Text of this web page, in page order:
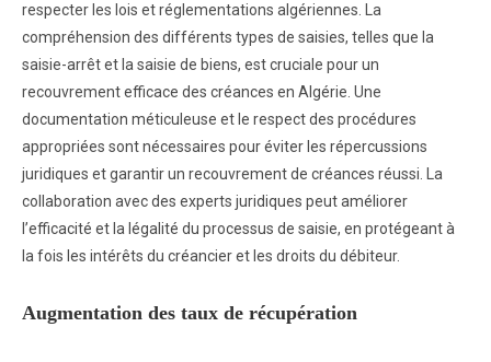
respecter les lois et réglementations algériennes. La
compréhension des différents types de saisies, telles que la
saisie-arrêt et la saisie de biens, est cruciale pour un
recouvrement efficace des créances en Algérie. Une
documentation méticuleuse et le respect des procédures
appropriées sont nécessaires pour éviter les répercussions
juridiques et garantir un recouvrement de créances réussi. La
collaboration avec des experts juridiques peut améliorer
l’efficacité et la légalité du processus de saisie, en protégeant à
la fois les intérêts du créancier et les droits du débiteur.
Augmentation des taux de récupération